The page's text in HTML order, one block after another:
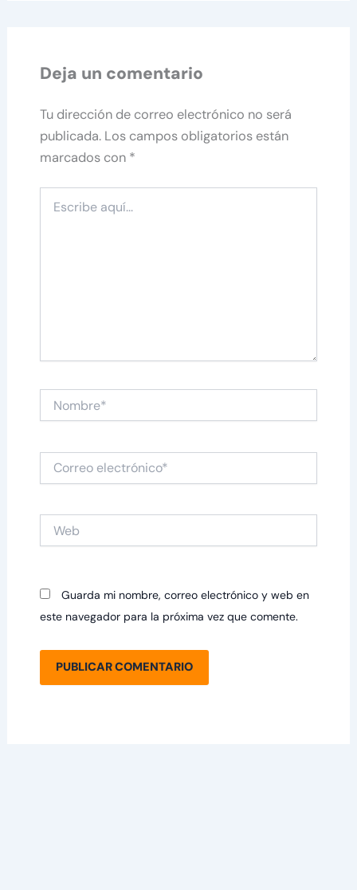
Deja un comentario
Tu dirección de correo electrónico no será
publicada. Los campos obligatorios están
marcados con *
aquí...
Correo
electrónico*
Guarda mi nombre, correo electrónico y web en
este navegador para la próxima vez que comente.